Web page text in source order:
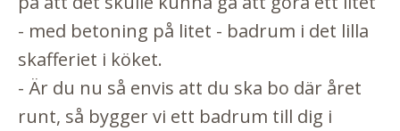
- med betoning på litet - badrum i det lilla
skafferiet i köket.
- Är du nu så envis att du ska bo där året
runt, så bygger vi ett badrum till dig i